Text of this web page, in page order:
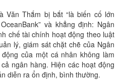
Văn Thắm bị bắt “là biến cố lớn
và khẳng định: Ngân
chế tài chính hoạt động theo luật
lý, giám sát chặt chẽ của Ngân
của một cá nhân không làm
ngân hàng. Hiện các hoạt động
diễn ra ổn định, bình thường.